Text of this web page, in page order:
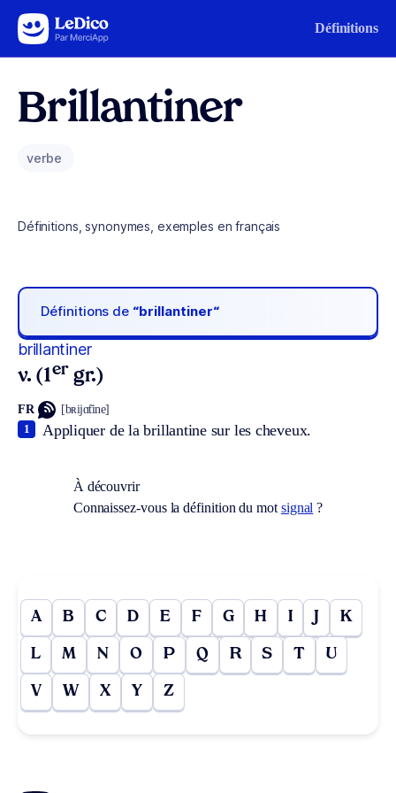
Aller au contenu Définitions
Brillantiner
verbe
Définitions, synonymes, exemples en français
Définitions de “brillantiner“
brillantiner
v. (1er gr.)
FR [bʀijɑ̃tine]
Appliquer de la brillantine sur les cheveux.
1
À découvrir
Connaissez-vous la définition du mot signal ?
A B C D E F G H I J K
L M N O P Q R S T U
V W X Y Z